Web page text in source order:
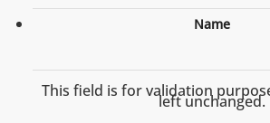
Name
This field is for validation
left unchanged.